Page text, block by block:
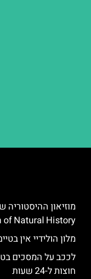
Natural History)
מלון הולידיי אין
לככב על המסכים
חוצות ל-24 שעות